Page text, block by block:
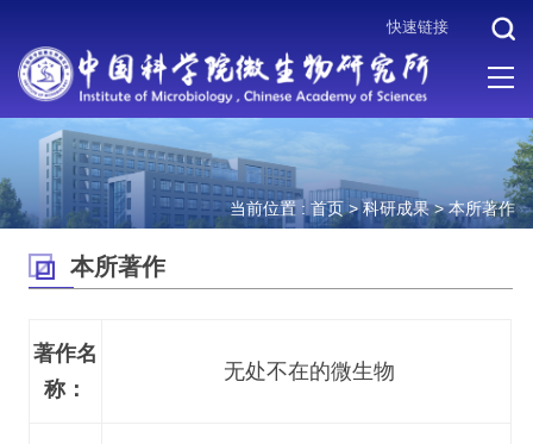
快速链接
当前位置 : 首页>科研成果>本所著作
本所著作
著作名
称：
无处不在的微生物